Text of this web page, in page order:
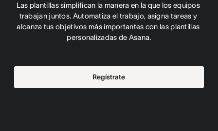
Las plantillas simplifican la manera en la que los equipos
trabajan juntos. Automatiza el trabajo, asigna tareas y
alcanza tus objetivos más importantes con las plantillas
personalizadas de Asana.
Regístrate